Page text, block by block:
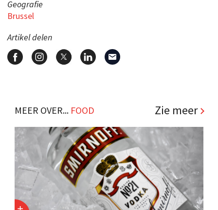
Geografie
Brussel
Artikel delen
MEER OVER... FOOD Zie meer